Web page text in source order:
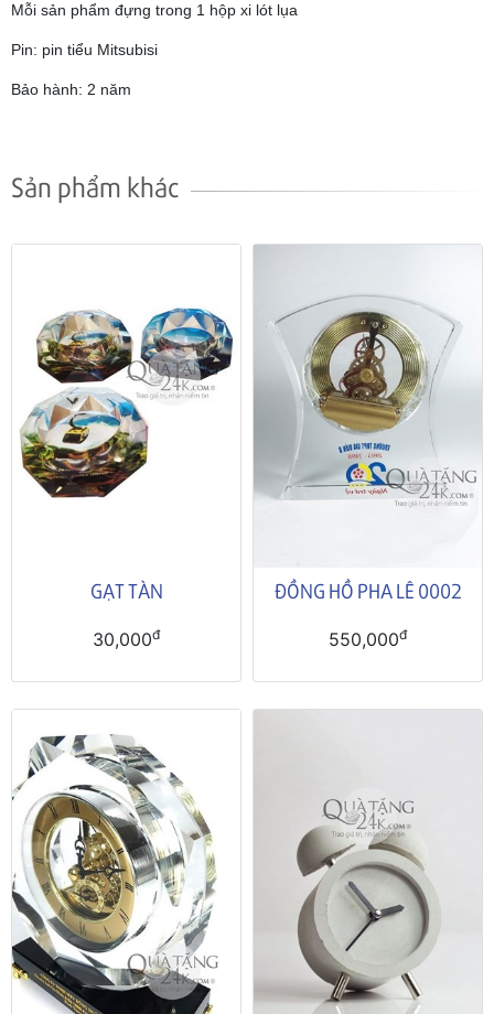
Mỗi sản phẩm đựng trong 1 hộp xi lót lụa
Pin: pin tiểu Mitsubisi
Bảo hành: 2 năm
Sản phẩm khác
GẠT TÀN
30,000đ
ĐỒNG HỒ PHA LÊ 0002
550,000đ